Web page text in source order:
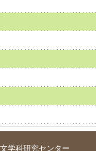
学科研究センター